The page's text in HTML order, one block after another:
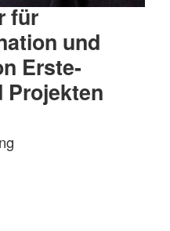
für
und
Erste-
Projekten